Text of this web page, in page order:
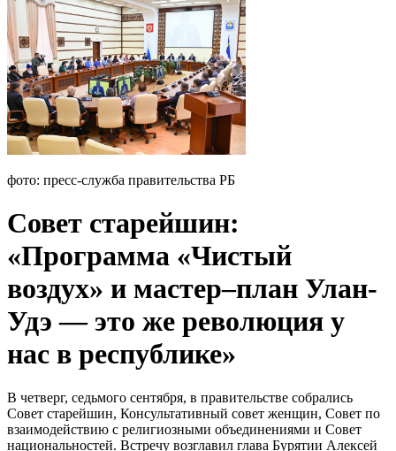
фото: пресс-служба правительства РБ
Совет старейшин:
«Программа «Чистый
воздух» и мастер–план Улан-
Удэ — это же революция у
нас в республике»
В четверг, седьмого сентября, в правительстве собрались
Совет старейшин, Консультативный совет женщин, Совет по
взаимодействию с религиозными объединениями и Совет
национальностей. Встречу возглавил глава Бурятии Алексей